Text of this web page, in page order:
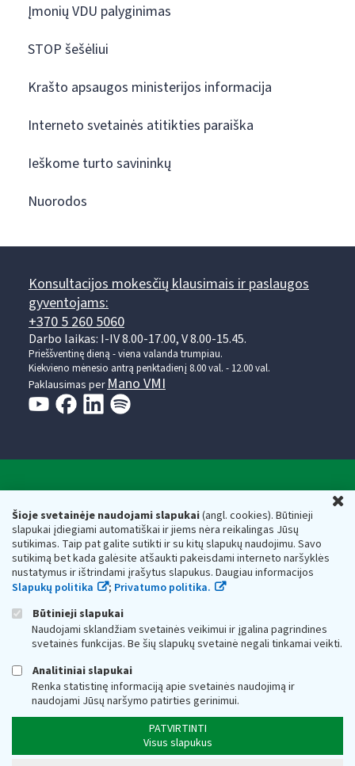
Šioje svetainėje naudojami slapukai(angl. cookies). Būtinieji
slapukai įdiegiami automatiškai ir jiems nėra reikalingas Jūsų
sutikimas. Taip pat galite sutikti ir su kitų slapukų naudojimu. Savo
sutikimą bet kada galėsite atšaukti pakeisdami interneto naršyklės
nustatymus ir ištrindami įrašytus slapukus. Daugiau informacijos
Slapukų politika
; Privatumo politika.
Būtinieji slapukai
Naudojami sklandžiam svetainės veikimui ir įgalina pagrindines
svetainės funkcijas. Be šių slapukų svetainė negali tinkamai veikti.
Analitiniai slapukai
Renka statistinę informaciją apie svetainės naudojimą ir
naudojami Jūsų naršymo patirties gerinimui.
PATVIRTINTI
Visus slapukus
Įmonių VDU palyginimas
STOP šešėliui
Krašto apsaugos ministerijos informacija
Interneto svetainės atitikties paraiška
Ieškome turto savininkų
Nuorodos
Konsultacijos mokesčių klausimais ir paslaugos
gyventojams:
+370 5 260 5060
Darbo laikas: I-IV 8.00-17.00, V 8.00-15.45.
Prieššventinę dieną - viena valanda trumpiau.
Kiekvieno mėnesio antrą penktadienį 8.00 val. - 12.00 val.
Paklausimas per Mano VMI
Respublikos finansų ministerijos
Biudžetinė įstaiga. Juridinio asmens kodas — 188659752,
adresas: Vasario 16-osios g. 14, 01107 Vilnius, Lietuva, el.paštas:
vmi@vmi.lt, E. pristatymo dėžutės adresas 188659752
Duomenys apie Valstybinę mokesčių inspekciją prie Lietuvos
Respublikos finansų ministerijos kaupiami ir saugomi Juridinių